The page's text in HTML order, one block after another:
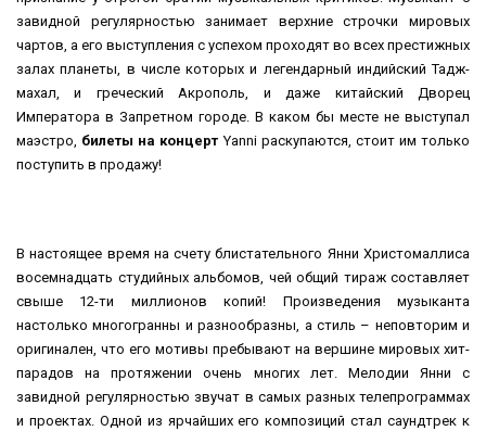
завидной регулярностью занимает верхние строчки мировых
чартов, а его выступления с успехом проходят во всех престижных
залах планеты, в числе которых и легендарный индийский Тадж-
махал, и греческий Акрополь, и даже китайский Дворец
Императора в Запретном городе. В каком бы месте не выступал
маэстро, билеты на концертYanni раскупаются, стоит им только
поступить в продажу!
В настоящее время на счету блистательного Янни Христомаллиса
восемнадцать студийных альбомов, чей общий тираж составляет
свыше 12-ти миллионов копий! Произведения музыканта
настолько многогранны и разнообразны, а стиль – неповторим и
оригинален, что его мотивы пребывают на вершине мировых хит-
парадов на протяжении очень многих лет. Мелодии Янни с
завидной регулярностью звучат в самых разных телепрограммах
и проектах. Одной из ярчайших его композиций стал саундтрек к